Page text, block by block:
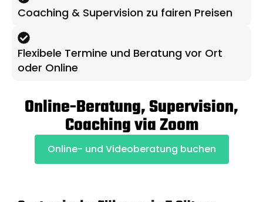
Coaching & Supervision zu fairen Preisen
Flexibele Termine und Beratung vor Ort
oder Online
Online-Beratung, Supervision,
Coaching via Zoom
Online- und Videoberatung buchen